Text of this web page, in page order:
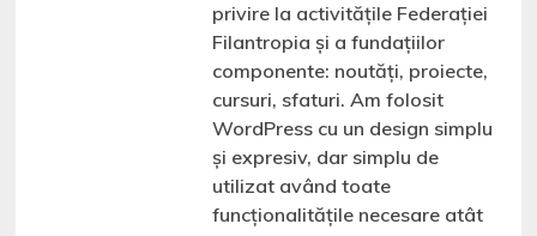
privire la activitățile Federației
Filantropia și a fundațiilor
componente: noutăți, proiecte,
cursuri, sfaturi. Am folosit
WordPress cu un design simplu
și expresiv, dar simplu de
utilizat având toate
funcționalitățile necesare atât